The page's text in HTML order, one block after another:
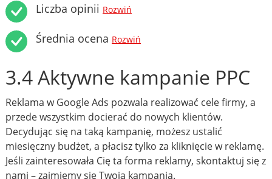
Liczba opinii Rozwiń
Średnia ocena Rozwiń
3.4 Aktywne kampanie PPC
Reklama w Google Ads pozwala realizować cele firmy, a
przede wszystkim docierać do nowych klientów.
Decydując się na taką kampanię, możesz ustalić
miesięczny budżet, a płacisz tylko za kliknięcie w reklamę.
Jeśli zainteresowała Cię ta forma reklamy, skontaktuj się z
nami – zajmiemy się Twoją kampanią.